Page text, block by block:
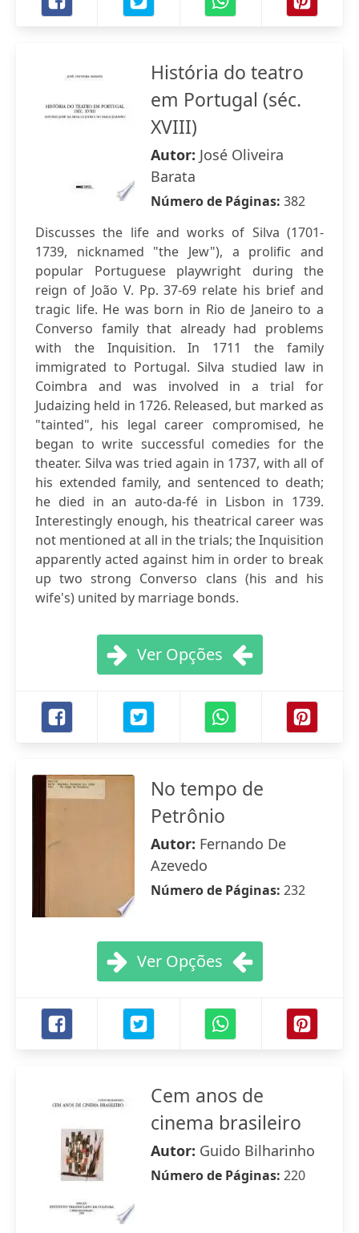
História do teatro
em Portugal (séc.
XVIII)
Autor: José Oliveira
Barata
Número de Páginas: 382
Discusses the life and works of Silva (1701-
1739, nicknamed "the Jew"), a prolific and
popular Portuguese playwright during the
reign of João V. Pp. 37-69 relate his brief and
tragic life. He was born in Rio de Janeiro to a
Converso family that already had problems
with the Inquisition. In 1711 the family
immigrated to Portugal. Silva studied law in
Coimbra and was involved in a trial for
Judaizing held in 1726. Released, but marked as
"tainted", his legal career compromised, he
began to write successful comedies for the
theater. Silva was tried again in 1737, with all of
his extended family, and sentenced to death;
he died in an auto-da-fé in Lisbon in 1739.
Interestingly enough, his theatrical career was
not mentioned at all in the trials; the Inquisition
apparently acted against him in order to break
up two strong Converso clans (his and his
wife's) united by marriage bonds.
Ver Opções
No tempo de
Petrônio
Autor: Fernando De
Azevedo
Número de Páginas: 232
Ver Opções
Cem anos de
cinema brasileiro
Autor: Guido Bilharinho
Número de Páginas: 220